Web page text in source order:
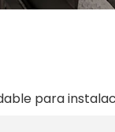
para